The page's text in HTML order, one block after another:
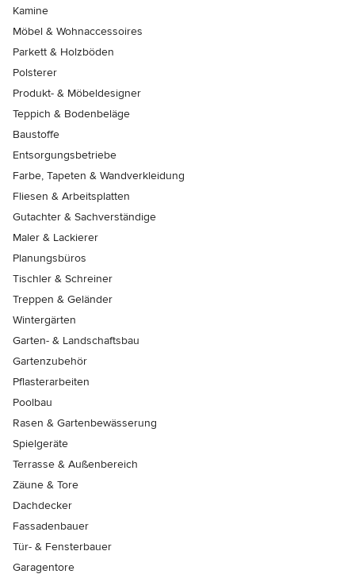
Kamine
Möbel & Wohnaccessoires
Parkett & Holzböden
Polsterer
Produkt- & Möbeldesigner
Teppich & Bodenbeläge
Baustoffe
Entsorgungsbetriebe
Farbe, Tapeten & Wandverkleidung
Fliesen & Arbeitsplatten
Gutachter & Sachverständige
Maler & Lackierer
Planungsbüros
Tischler & Schreiner
Treppen & Geländer
Wintergärten
Garten- & Landschaftsbau
Gartenzubehör
Pflasterarbeiten
Poolbau
Rasen & Gartenbewässerung
Spielgeräte
Terrasse & Außenbereich
Zäune & Tore
Dachdecker
Fassadenbauer
Tür- & Fensterbauer
Garagentore